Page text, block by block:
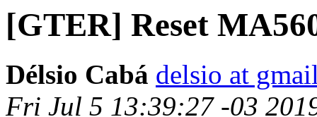
[GTER] Reset
Délsio Cabá delsio at
Fri Jul 5 13:39:27 -03